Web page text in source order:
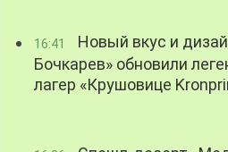
16:41
Новый вкус и
Бочкарев» обновили
лагер «Крушовице